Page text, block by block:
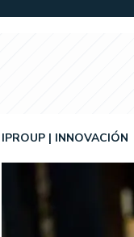
IPROUP INNOVACIÓN